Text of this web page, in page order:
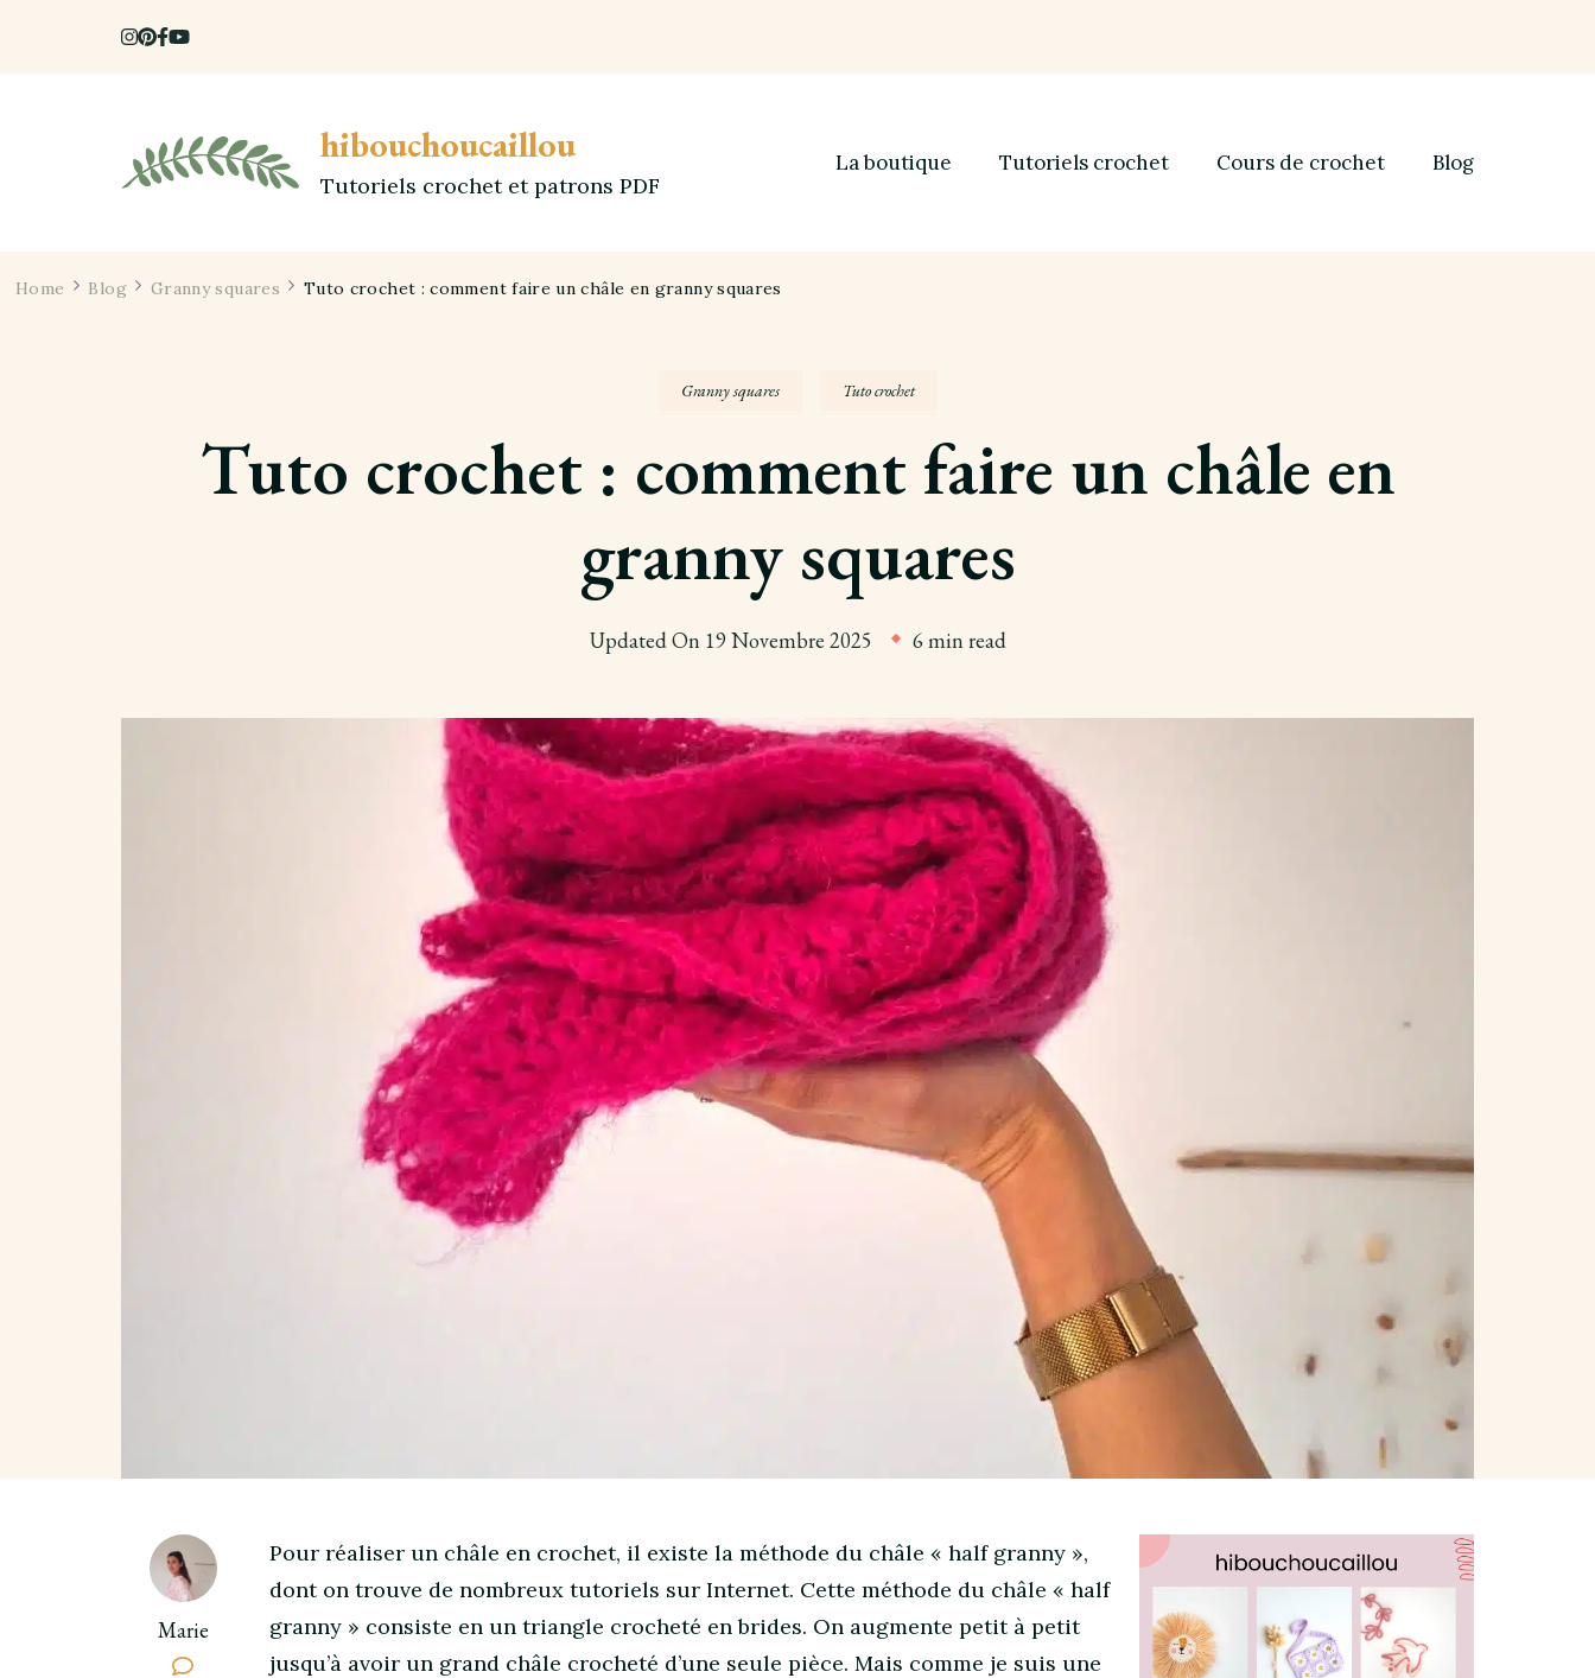
hibouchoucaillou
Tutoriels crochet et patrons PDF
La boutique Tutoriels crochet Cours de crochet Blog
Home Blog Granny squares Tuto crochet : comment faire un châle en granny squares
Granny squares Tuto crochet
Tuto crochet : comment faire un châle en
granny squares
Updated On 19 Novembre 2025 6 min read
Marie
Pour réaliser un châle en crochet, il existe la méthode du châle « half granny »,
dont on trouve de nombreux tutoriels sur Internet. Cette méthode du châle « half
granny » consiste en un triangle crocheté en brides. On augmente petit à petit
jusqu’à avoir un grand châle crocheté d’une seule pièce. Mais comme je suis une